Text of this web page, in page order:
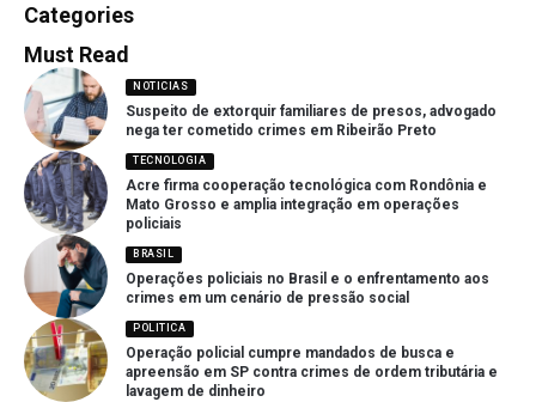
Categories
Must Read
NOTICIAS
Suspeito de extorquir familiares de presos, advogado
nega ter cometido crimes em Ribeirão Preto
TECNOLOGIA
Acre firma cooperação tecnológica com Rondônia e
Mato Grosso e amplia integração em operações
policiais
BRASIL
Operações policiais no Brasil e o enfrentamento aos
crimes em um cenário de pressão social
POLITICA
Operação policial cumpre mandados de busca e
apreensão em SP contra crimes de ordem tributária e
lavagem de dinheiro